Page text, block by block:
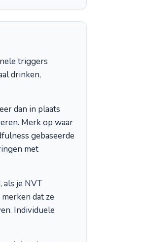
triggers
drinken,
dan in plaats
Merk op waar
gebaseerde
met
als je NVT
dat ze
Individuele